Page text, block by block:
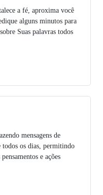
a fé, aproxima você
alguns minutos para
Suas palavras todos
mensagens de
todos os dias, permitindo
e ações